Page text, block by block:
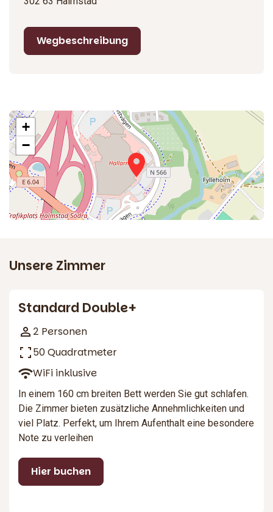
gibt es auch eine Snackkarte mit einfacheren Gerichten.
Wegbeschreibung
+
−
Unsere Zimmer
Standard Double+
2 Personen
50 Quadratmeter
WiFi inklusive
In einem 160 cm breiten Bett werden Sie gut schlafen.
Die Zimmer bieten zusätzliche Annehmlichkeiten und
viel Platz. Perfekt, um Ihrem Aufenthalt eine besondere
Note zu verleihen
Hier buchen